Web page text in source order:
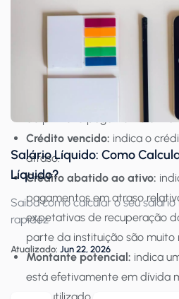
que ainda não foi posto a
o capital que deveria ter sido
Montante e entrada em
em incumprimento indica o
em atraso; a entrada em
do primeiro pagamento em
Crédito vencido: indica o
atraso.
Crédito abatido ao ativo:
pagamentos em atraso
expetativas de recuperação
parte da instituição são muito
Montante potencial: indica
está efetivamente em dívida
Salário Líquido: Como
Líquido?
Saiba como calcular o seu
rapidez
Atualizado: Jun 22, 2026